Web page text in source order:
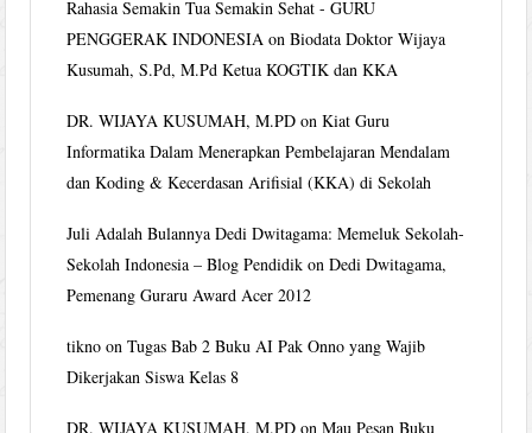
Rahasia Semakin Tua Semakin Sehat - GURU
PENGGERAK INDONESIA onBiodata Doktor Wijaya
Kusumah, S.Pd, M.Pd Ketua KOGTIK dan KKA
DR. WIJAYA KUSUMAH, M.PD onKiat Guru
Informatika Dalam Menerapkan Pembelajaran Mendalam
dan Koding & Kecerdasan Arifisial (KKA) di Sekolah
Juli Adalah Bulannya Dedi Dwitagama: Memeluk Sekolah-
Sekolah Indonesia – Blog Pendidik onDedi Dwitagama,
Pemenang Guraru Award Acer 2012
tikno onTugas Bab 2 Buku AI Pak Onno yang Wajib
Dikerjakan Siswa Kelas 8
DR. WIJAYA KUSUMAH, M.PD onMau Pesan Buku